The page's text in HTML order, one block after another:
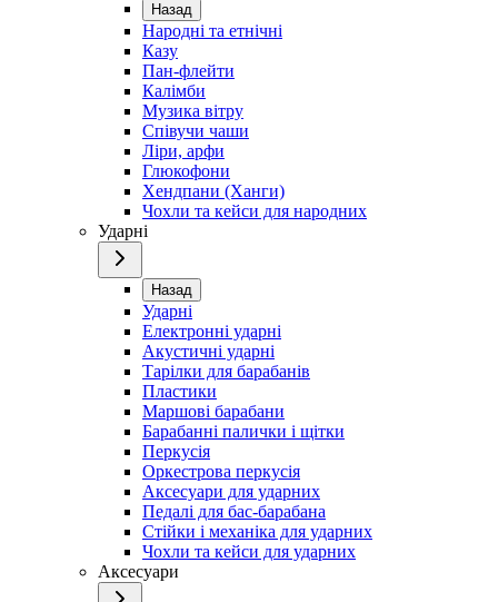
Назад
Народні та етнічні
Казу
Пан-флейти
Калімби
Музика вітру
Співучи чаши
Ліри, арфи
Глюкофони
Хендпани (Ханги)
Чохли та кейси для народних
Ударні
Назад
Ударні
Електронні ударні
Акустичні ударні
Тарілки для барабанів
Пластики
Маршові барабани
Барабанні палички і щітки
Перкусія
Оркестрова перкусія
Аксесуари для ударних
Педалі для бас-барабана
Стійки і механіка для ударних
Чохли та кейси для ударних
Аксесуари